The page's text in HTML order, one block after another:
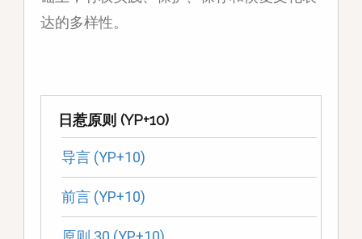
达的多样性。
日惹原则 (YP+10)
导言 (YP+10)
前言 (YP+10)